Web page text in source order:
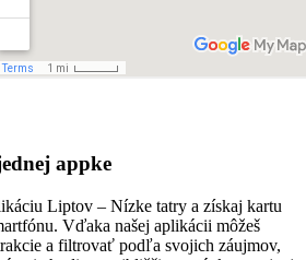
appke
Liptov – Nízke tatry a získaj kartu
Vďaka našej aplikácii môžeš
a filtrovať podľa svojich záujmov,